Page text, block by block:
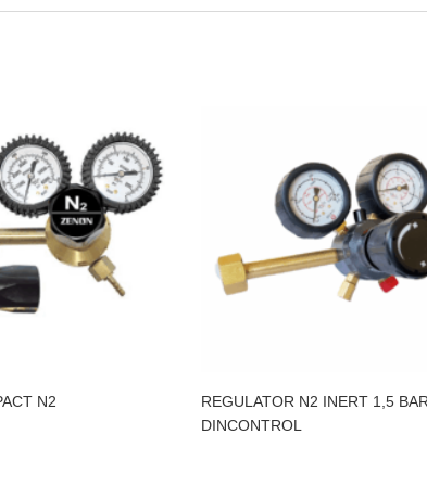
N2
REGULATOR N2 INERT 1,5
DINCONTROL